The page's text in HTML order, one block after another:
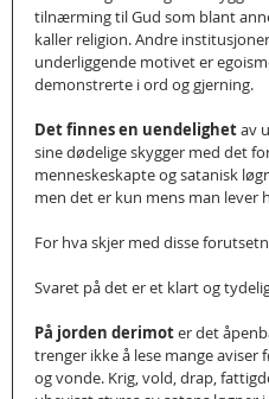
tilnærming til Gud som blant
kaller religion. Andre
underliggende motivet er
demonstrerte i ord og gjerning.
Det finnes en uendelighet av
sine dødelige skygger med det
menneskeskapte og satanisk
men det er kun mens man lever
For hva skjer med disse
Svaret på det er et klart og
På jorden derimot er det
trenger ikke å lese mange
og vonde. Krig, vold, drap,